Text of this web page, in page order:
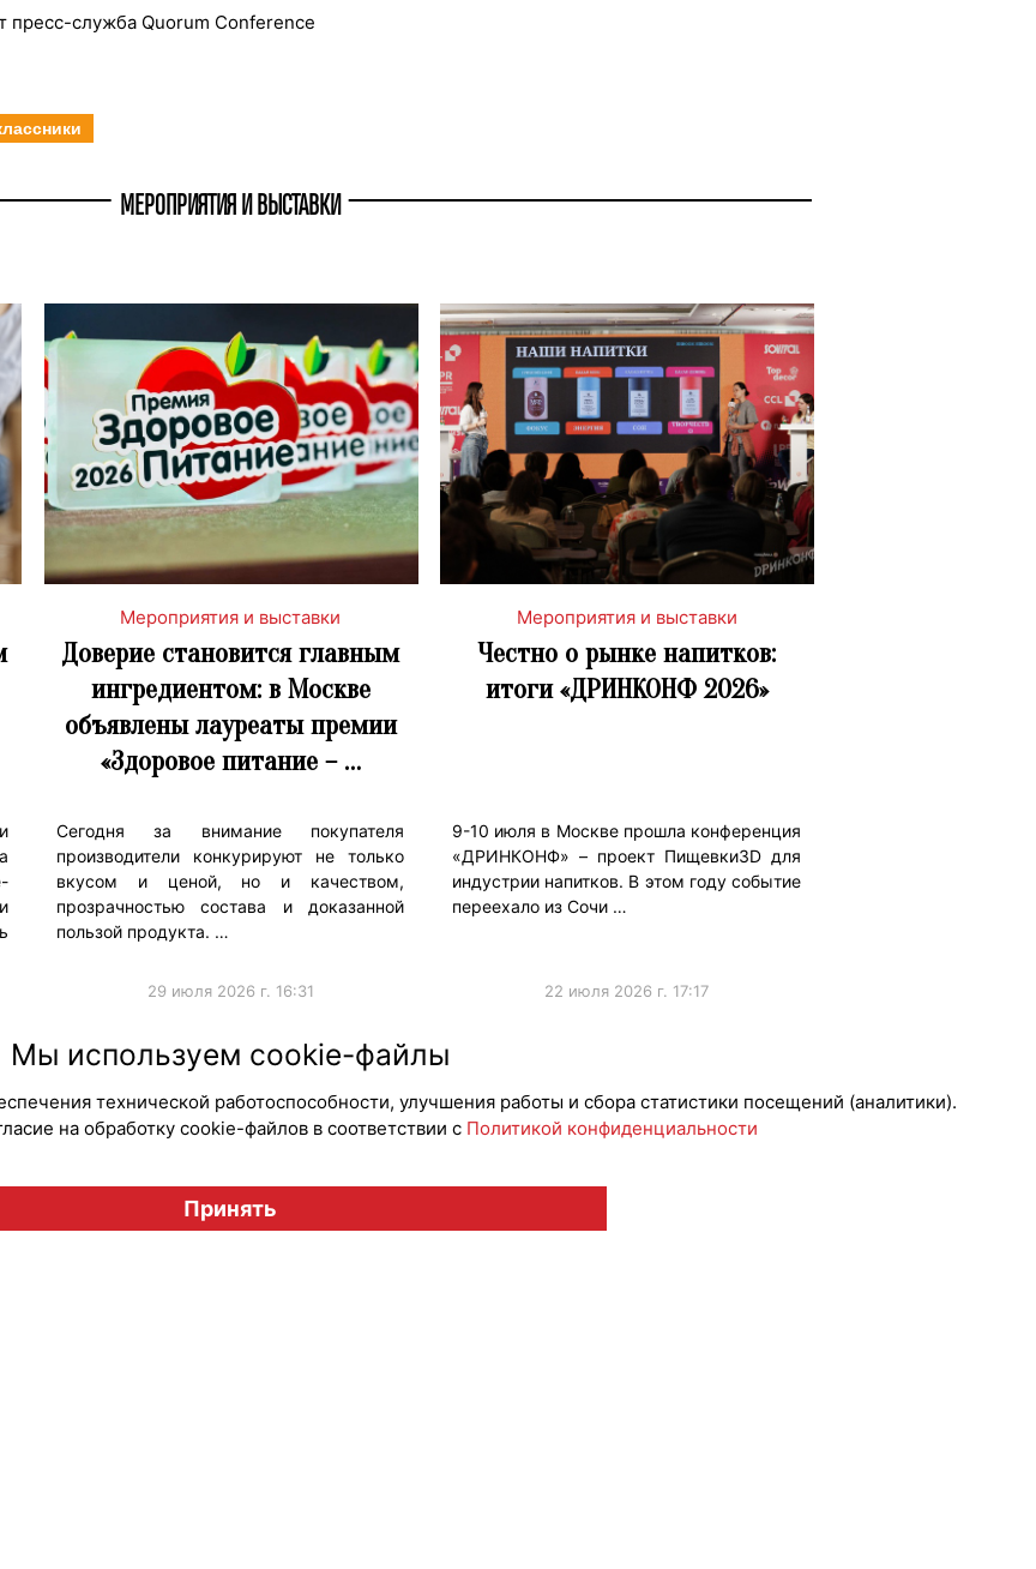
пресс-служба Quorum Conference
МЕРОПРИЯТИЯ И ВЫСТАВКИ
Мероприятия и выставки
Доверие становится главным
ингредиентом: в Москве
объявлены лауреаты премии
«Здоровое питание – …
Сегодня за внимание покупателя
производители конкурируют не только
вкусом и ценой, но и качеством,
прозрачностью состава и доказанной
пользой продукта. …
29 июля 2026 г. 16:31
Мероприятия и выставки
Честно о рынке напитков:
итоги «ДРИНКОНФ 2026»
9-10 июля в Москве прошла конференция
«ДРИНКОНФ» – проект Пищевки3D для
индустрии напитков. В этом году событие
переехало из Сочи …
22 июля 2026 г. 17:17
лицензионного рынка", licensingrussia.ru, 2009-2026 12+
Мы используем cookie-файлы
технической работоспособности, улучшения работы и сбора статистики посещений (аналитики).
на обработку cookie-файлов в соответствии с Политикой конфиденциальности
Принять